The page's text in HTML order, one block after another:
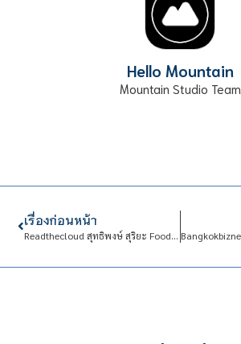
Hello Mountain
Mountain Studio Team
เรื่องก่อนหน้า
Readthecloud สุทธิพงษ์ สุริยะ Food Stylist ผู้พัฒนาชุมชนบึงกาฬด้วยศิลปะและสร้างพิพิธภัณฑ์มีชีวิต